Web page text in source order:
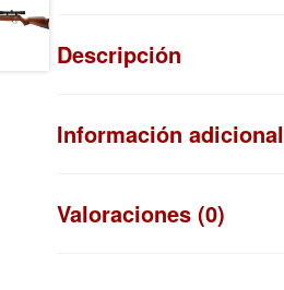
Descripción
Información adicional
Valoraciones (0)